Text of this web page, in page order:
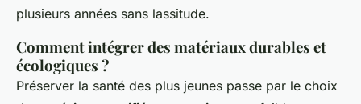
plusieurs années sans lassitude.
Comment intégrer des matériaux durables et
écologiques ?
Préserver la santé des plus jeunes passe par le choix